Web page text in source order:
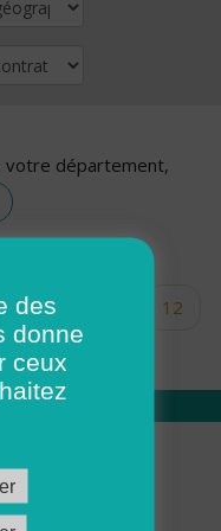
votre département,
10
12
17
des
donne
ceux